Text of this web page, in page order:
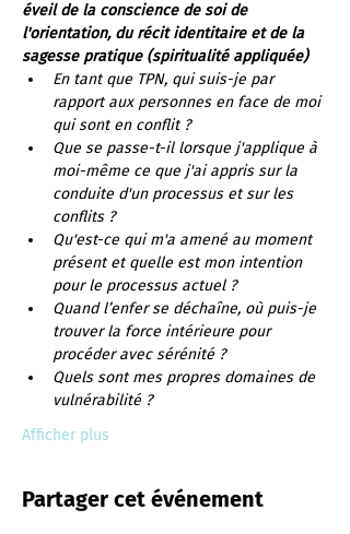
éveil de la conscience de soi de
l'orientation, du récit identitaire et de la
sagesse pratique (spiritualité appliquée)
En tant que TPN, qui suis-je par
rapport aux personnes en face de moi
qui sont en conflit ?
Que se passe-t-il lorsque j'applique à
moi-même ce que j'ai appris sur la
conduite d'un processus et sur les
conflits ?
Qu'est-ce qui m'a amené au moment
présent et quelle est mon intention
pour le processus actuel ?
Quand l’enfer se déchaîne, où puis-je
trouver la force intérieure pour
procéder avec sérénité ?
Quels sont mes propres domaines de
vulnérabilité ?
Afficher plus
Partager cet événement